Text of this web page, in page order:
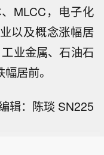
MLCC，电子化
以及概念涨幅居
业金属、石油石
居前。
辑：陈琰 SN225